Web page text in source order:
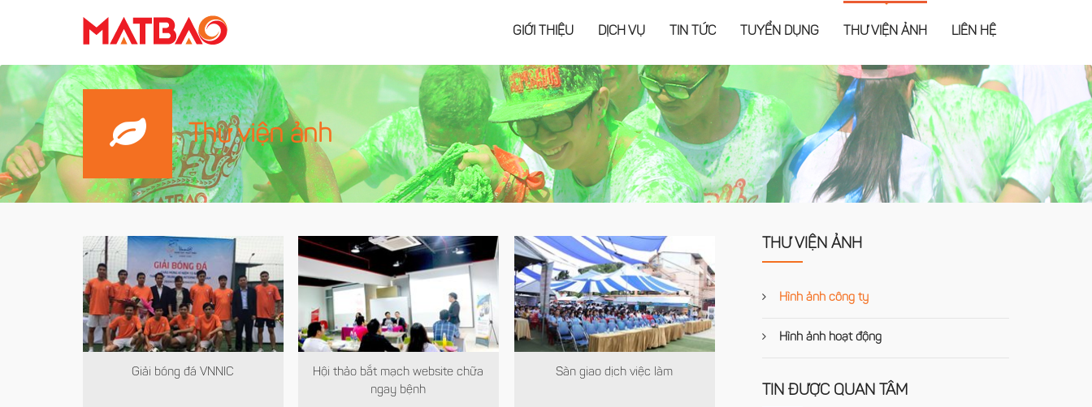
GIỚI THIỆU DỊCH VỤ TIN TỨC TUYỂN DỤNG THƯ VIỆN ẢNH LIÊN HỆ
Thư viện ảnh
Giải bóng đá VNNIC
Hội thảo bắt mạch website chữa
ngay bệnh
Sàn giao dịch việc làm
THƯ VIỆN ẢNH
Hình ảnh công ty
Hình ảnh hoạt động
TIN ĐƯỢC QUAN TÂM